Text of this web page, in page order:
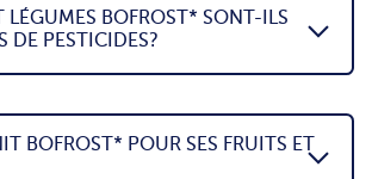
LÉGUMES BOFROST* SONT-ILS
DE PESTICIDES?
BOFROST* POUR SES FRUITS ET